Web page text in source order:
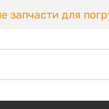
запчасти для